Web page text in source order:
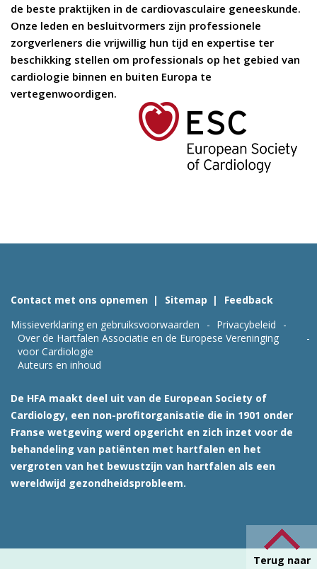
de beste praktijken in de cardiovasculaire geneeskunde.
Onze leden en besluitvormers zijn professionele
zorgverleners die vrijwillig hun tijd en expertise ter
beschikking stellen om professionals op het gebied van
cardiologie binnen en buiten Europa te
vertegenwoordigen.
Contact met ons opnemen Sitemap
Feedback
Missieverklaring en gebruiksvoorwaarden
Privacybeleid
Over de Hartfalen Associatie en de Europese Vereninging
voor Cardiologie
Auteurs en inhoud
De HFA maakt deel uit van de European Society of
Cardiology, een non-profitorganisatie die in 1901 onder
Franse wetgeving werd opgericht en zich inzet voor de
behandeling van patiënten met hartfalen en het
vergroten van het bewustzijn van hartfalen als een
wereldwijd gezondheidsprobleem.
Terug naar